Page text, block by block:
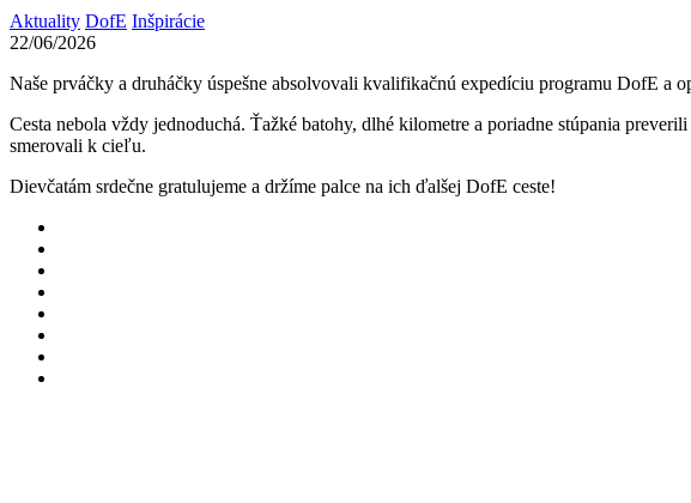
Aktuality DofE Inšpirácie
22/06/2026
Naše prváčky a druháčky úspešne absolvovali kvalifikačnú expedíciu programu DofE a
Cesta nebola vždy jednoduchá. Ťažké batohy, dlhé kilometre a poriadne stúpania
smerovali k cieľu.
Dievčatám srdečne gratulujeme a držíme palce na ich ďalšej DofE ceste!